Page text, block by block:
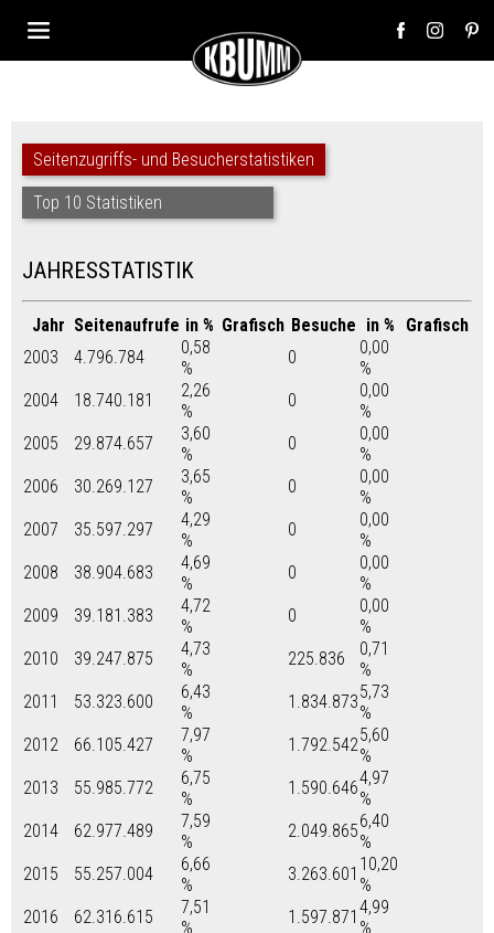
Seitenzugriffs- und Besucherstatistiken
Top 10 Statistiken
JAHRESSTATISTIK
Jahr Seitenaufrufe in % Grafisch Besuche in %
Grafisch
2003
4.796.784
0,58
%
0
0,00
%
2004
18.740.181
2,26
%
0
0,00
%
2005
29.874.657
3,60
%
0
0,00
%
2006
30.269.127
3,65
%
0
0,00
%
2007
35.597.297
4,29
%
0
0,00
%
2008
38.904.683
4,69
%
0
0,00
%
2009
39.181.383
4,72
%
0
0,00
%
2010
39.247.875
4,73
%
225.836
0,71
%
2011
53.323.600
6,43
%
1.834.8735,73
%
2012
66.105.427
7,97
%
1.792.5425,60
%
2013
55.985.772
6,75
%
1.590.6464,97
%
2014
62.977.489
7,59
%
2.049.8656,40
%
2015
55.257.004
6,66
%
3.263.601 10,20
%
2016
62.316.615
7,51
%
1.597.871 4,99
%